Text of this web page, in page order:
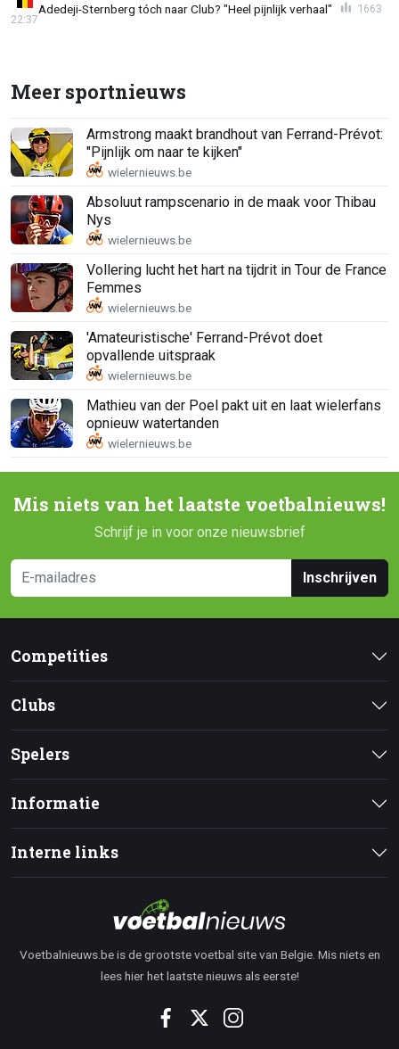
Adedeji-Sternberg tóch naar Club? "Heel pijnlijk verhaal"
22:37
1663
Meer sportnieuws
Armstrong maakt brandhout van Ferrand-Prévot:
"Pijnlijk om naar te kijken"
Absoluut rampscenario in de maak voor Thibau
Nys
Vollering lucht het hart na tijdrit in Tour de France
Femmes
'Amateuristische' Ferrand-Prévot doet
opvallende uitspraak
Mathieu van der Poel pakt uit en laat wielerfans
opnieuw watertanden
Mis niets van het laatste voetbalnieuws!
Schrijf je in voor onze nieuwsbrief
Inschrijven
Competities
Clubs
Spelers
Informatie
Interne links
Voetbalnieuws.be is de grootste voetbal site van Belgie. Mis niets en
lees hier het laatste nieuws als eerste!